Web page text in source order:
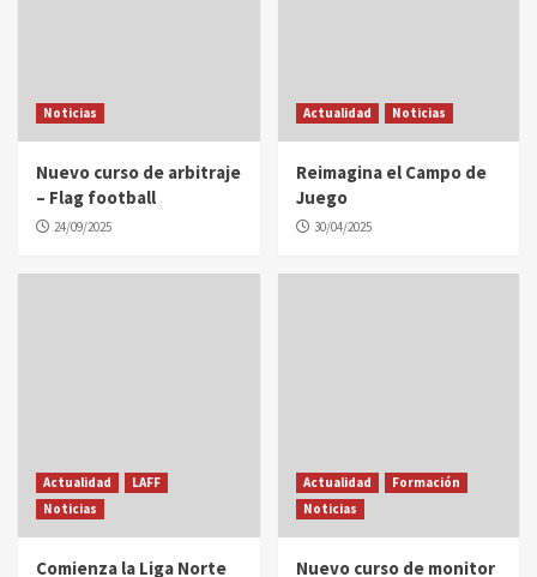
Noticias
Nuevo curso de arbitraje
– Flag football
24/09/2025
Actualidad Noticias
Reimagina el Campo de
Juego
30/04/2025
Actualidad
LAFF
Noticias
Comienza la Liga Norte
Actualidad
Formación
Noticias
Nuevo curso de monitor